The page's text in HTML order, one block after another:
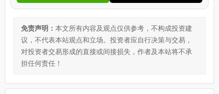
免责声明： 本文所有内容及观点仅供参考，不构成投资建
议，不代表本站观点和立场。投资者应自行决策与交易，
对投资者交易形成的直接或间接损失，作者及本站将不承
担任何责任！